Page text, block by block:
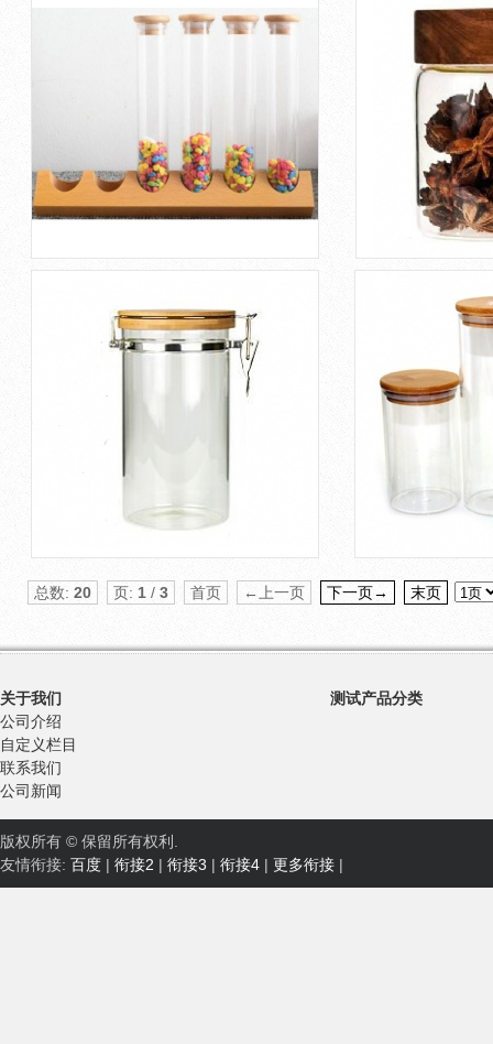
总数: 20 页: 1 / 3 首页 ←上一页 下一页→ 末页
关于我们
公司介绍
自定义栏目
联系我们
公司新闻
测试产品分类
版权所有 © 保留所有权利.
友情衔接: 百度 | 衔接2 | 衔接3 | 衔接4 | 更多衔接 |